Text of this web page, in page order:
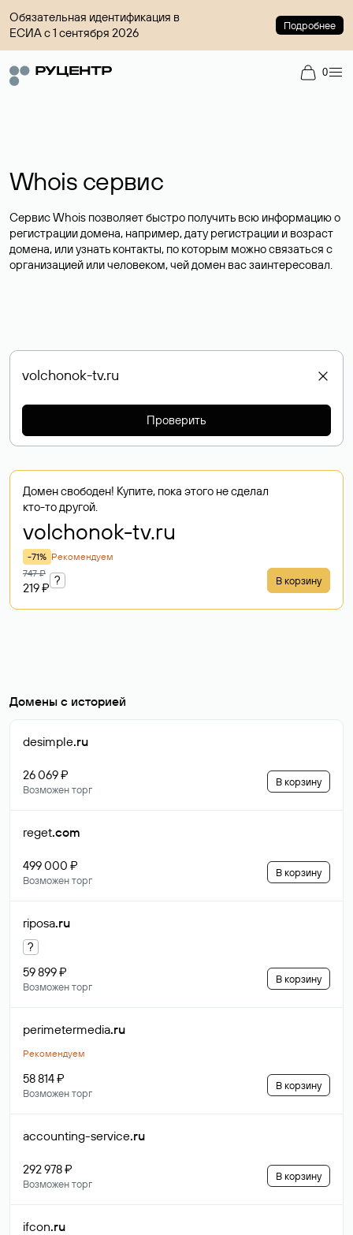
Обязательная идентификация в
ЕСИА с 1 сентября 2026
Подробнее
0
Whois сервис
Сервис Whois позволяет быстро получить всю информацию о
регистрации домена, например, дату регистрации и возраст
домена, или узнать контакты, по которым можно связаться с
организацией или человеком, чей домен вас заинтересовал.
Проверить
Домен свободен! Купите, пока этого не сделал
кто-то другой.
volchonok-tv.ru
-71% Рекомендуем
747 ₽
219 ₽
? В корзину
Домены с историей
desimple.ru
26 069 ₽
Возможен торг
В корзину
reget.com
499 000 ₽
Возможен торг
В корзину
riposa.ru
?
59 899 ₽
Возможен торг
В корзину
perimetermedia.ru
Рекомендуем
58 814 ₽
Возможен торг
В корзину
accounting-service.ru
292 978 ₽
Возможен торг
В корзину
ifcon.ru